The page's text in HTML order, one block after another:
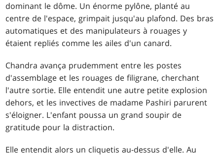
dominant le dôme. Un énorme pylône, planté au
centre de l'espace, grimpait jusqu'au plafond. Des bras
automatiques et des manipulateurs à rouages y
étaient repliés comme les ailes d'un canard.
Chandra avança prudemment entre les postes
d'assemblage et les rouages de filigrane, cherchant
l'autre sortie. Elle entendit une autre petite explosion
dehors, et les invectives de madame Pashiri parurent
s'éloigner. L'enfant poussa un grand soupir de
gratitude pour la distraction.
Elle entendit alors un cliquetis au-dessus d'elle. Au